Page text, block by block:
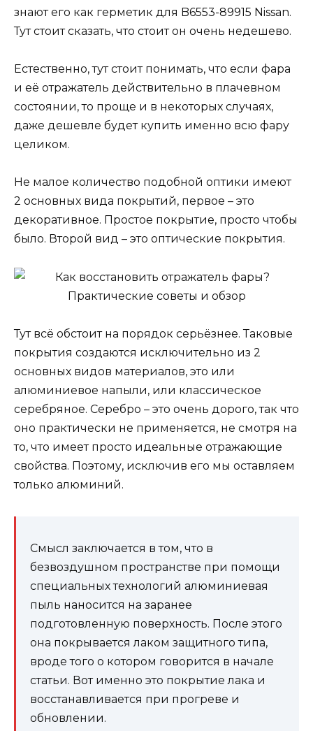
знают его как герметик для B6553-89915 Nissan.
Тут стоит сказать, что стоит он очень недешево.
Естественно, тут стоит понимать, что если фара
и её отражатель действительно в плачевном
состоянии, то проще и в некоторых случаях,
даже дешевле будет купить именно всю фару
целиком.
Не малое количество подобной оптики имеют
2 основных вида покрытий, первое – это
декоративное. Простое покрытие, просто чтобы
было. Второй вид – это оптические покрытия.
Тут всё обстоит на порядок серьёзнее. Таковые
покрытия создаются исключительно из 2
основных видов материалов, это или
алюминиевое напыли, или классическое
серебряное. Серебро – это очень дорого, так что
оно практически не применяется, не смотря на
то, что имеет просто идеальные отражающие
свойства. Поэтому, исключив его мы оставляем
только алюминий.
Смысл заключается в том, что в
безвоздушном пространстве при помощи
специальных технологий алюминиевая
пыль наносится на заранее
подготовленную поверхность. После этого
она покрывается лаком защитного типа,
вроде того о котором говорится в начале
статьи. Вот именно это покрытие лака и
восстанавливается при прогреве и
обновлении.